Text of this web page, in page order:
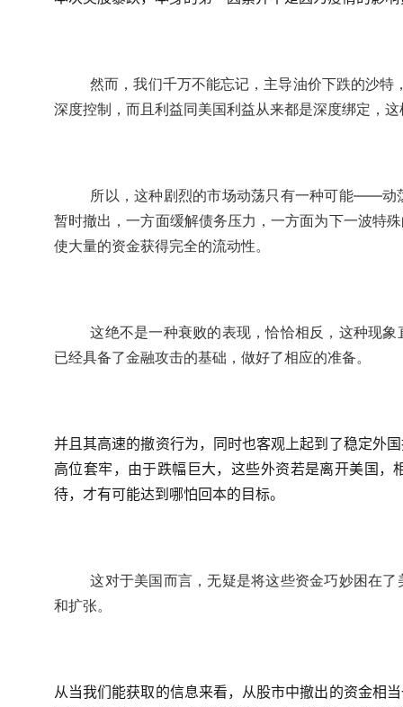
然而，我们千万不能忘记，主导油价下跌的沙
深度控制，而且利益同美国利益从来都是深度绑定，
所以，这种剧烈的市场动荡只有一种可能——动
暂时撤出，一方面缓解债务压力，一方面为下一波特
使大量的资金获得完全的流动性。
这绝不是一种衰败的表现，恰恰相反，这种现
已经具备了金融攻击的基础，做好了相应的准备。
并且其高速的撤资行为，同时也客观上起到了稳定外
高位套牢，由于跌幅巨大，这些外资若是离开美国
待，才有可能达到哪怕回本的目标。
这对于美国而言，无疑是将这些资金巧妙困在
和扩张。
从当我们能获取的信息来看，从股市中撤出的资金相